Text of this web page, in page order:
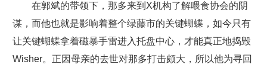
在郭斌的带领下，那多来到X机构了解喂食协会的阴
谋，而他也就是影响着整个绿藤市的关键蝴蝶，如今只有
让关键蝴蝶拿着磁暴手雷进入托盘中心，才能真正地捣毁
Wisher。正因母亲的去世对那多打击颇大，所以他为寻回